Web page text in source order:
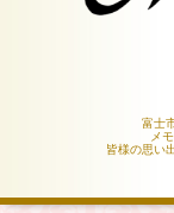
富士
メ
皆様の思い